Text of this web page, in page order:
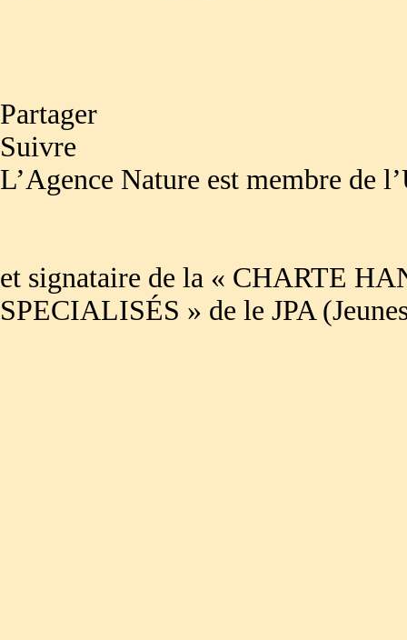
Partager
Suivre
L’Agence Nature est membre de
et signataire de la « CHARTE
SPECIALISÉS » de le JPA